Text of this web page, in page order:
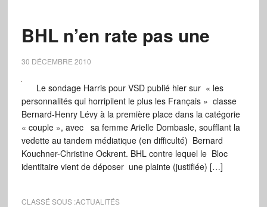
BHL n’en rate pas une
30 DÉCEMBRE 2010
Le sondage Harris pour VSD publié hier sur « les
personnalités qui horripilent le plus les Français » classe
Bernard-Henry Lévy à la première place dans la catégorie
« couple », avec sa femme Arielle Dombasle, soufflant la
vedette au tandem médiatique (en difficulté) Bernard
Kouchner-Christine Ockrent. BHL contre lequel le Bloc
identitaire vient de déposer une plainte (justifiée) […]
CLASSÉ SOUS :ACTUALITÉS